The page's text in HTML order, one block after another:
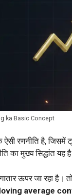
ka Basic Concept
ऐसी रणनीति है,
का मुख्य सिद्धांत
ऊपर जा रहा
average